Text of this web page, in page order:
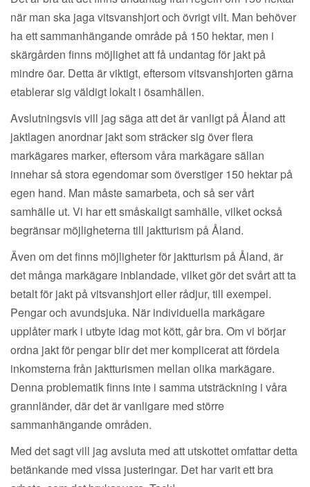
när man ska jaga vitsvanshjort och övrigt vilt. Man behöver
ha ett sammanhängande område på 150 hektar, men i
skärgården finns möjlighet att få undantag för jakt på
mindre öar. Detta är viktigt, eftersom vitsvanshjorten gärna
etablerar sig väldigt lokalt i ösamhällen.
Avslutningsvis vill jag säga att det är vanligt på Åland att
jaktlagen anordnar jakt som sträcker sig över flera
markägares marker, eftersom våra markägare sällan
innehar så stora egendomar som överstiger 150 hektar på
egen hand. Man måste samarbeta, och så ser vårt
samhälle ut. Vi har ett småskaligt samhälle, vilket också
begränsar möjligheterna till jaktturism på Åland.
Även om det finns möjligheter för jaktturism på Åland, är
det många markägare inblandade, vilket gör det svårt att ta
betalt för jakt på vitsvanshjort eller rådjur, till exempel.
Pengar och avundsjuka. När individuella markägare
upplåter mark i utbyte idag mot kött, går bra. Om vi börjar
ordna jakt för pengar blir det mer komplicerat att fördela
inkomsterna från jaktturismen mellan olika markägare.
Denna problematik finns inte i samma utsträckning i våra
grannländer, där det är vanligare med större
sammanhängande områden.
Med det sagt vill jag avsluta med att utskottet omfattar detta
betänkande med vissa justeringar. Det har varit ett bra